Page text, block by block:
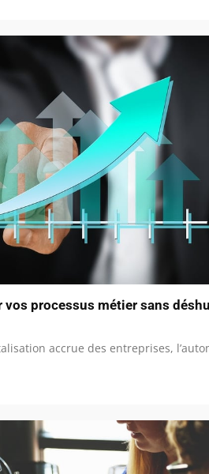
processus métier sans
accrue des entreprises,